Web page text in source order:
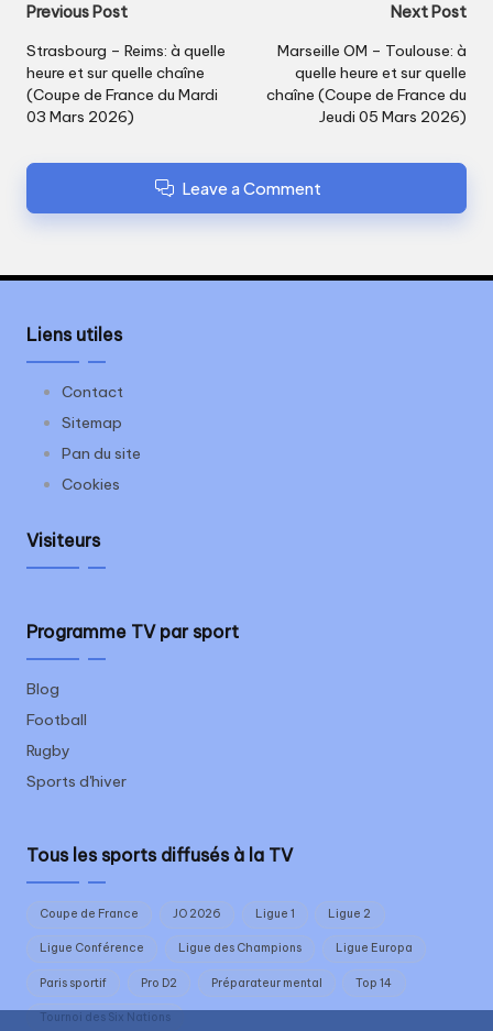
Post
navigation
Previous Post
Strasbourg – Reims: à quelle
heure et sur quelle chaîne
(Coupe de France du Mardi
03 Mars 2026)
Next Post
Marseille OM – Toulouse: à
quelle heure et sur quelle
chaîne (Coupe de France du
Jeudi 05 Mars 2026)
Leave a Comment
Liens utiles
Contact
Sitemap
Pan du site
Cookies
Visiteurs
Programme TV par sport
Blog
Football
Rugby
Sports d'hiver
Tous les sports diffusés à la TV
Coupe de France JO 2026 Ligue 1 Ligue 2
Ligue Conférence Ligue des Champions Ligue Europa
Paris sportif Pro D2 Préparateur mental Top 14
Tournoi des Six Nations